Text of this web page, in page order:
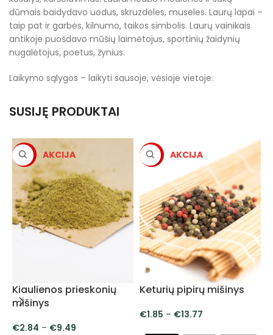
dūmais baidydavo uodus, skruzdėles, museles. Laurų lapai –
taip pat ir garbės, kilnumo, taikos simbolis. Laurų vainikais
antikoje puošdavo mūšių laimėtojus, sportinių žaidynių
nugalėtojus, poetus, žynius.
Laikymo sąlygos – laikyti sausoje, vėsioje vietoje.
SUSIJĘ PRODUKTAI
-5%
Kiaulienos prieskonių
mišinys
€2.84 – €9.49
-5%
Keturių pipirų mišinys
€1.85 – €13.77